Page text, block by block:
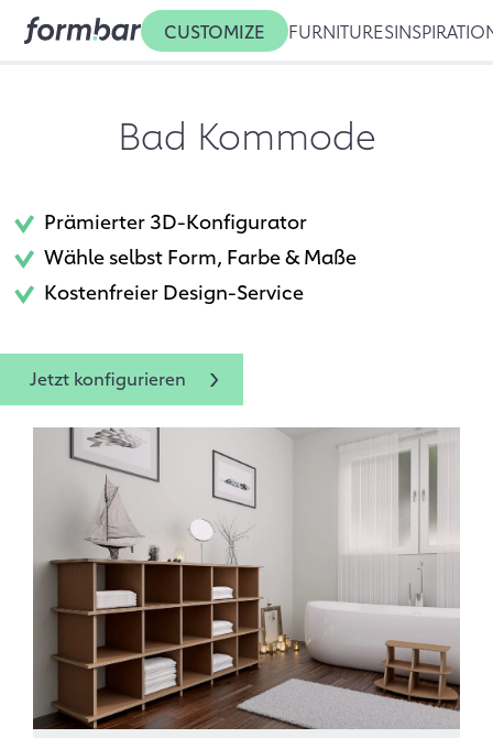
CUSTOMIZE FURNITURES
Bad Kommode
Prämierter 3D-Konfigurator
Wähle selbst Form, Farbe & Maße
Kostenfreier Design-Service
Jetzt konfigurieren